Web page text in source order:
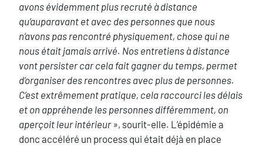
avons évidemment plus recruté à distance
qu’auparavant et avec des personnes que nous
n’avons pas rencontré physiquement, chose qui ne
nous était jamais arrivé. Nos entretiens à distance
vont persister car cela fait gagner du temps, permet
d’organiser des rencontres avec plus de personnes.
C’est extrêmement pratique, cela raccourci les délais
et on appréhende les personnes différemment, on
aperçoit leur intérieur », sourit-elle. L’épidémie a
donc accéléré un process qui était déjà en place